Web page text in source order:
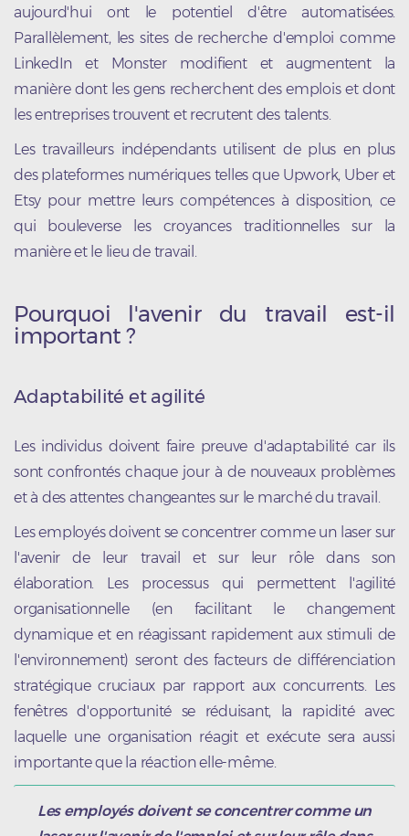
aujourd'hui ont le potentiel d'être automatisées.
Parallèlement, les sites de recherche d'emploi comme
LinkedIn et Monster modifient et augmentent la
manière dont les gens recherchent des emplois et dont
les entreprises trouvent et recrutent des talents.
Les travailleurs indépendants utilisent de plus en plus
des plateformes numériques telles que Upwork, Uber et
Etsy pour mettre leurs compétences à disposition, ce
qui bouleverse les croyances traditionnelles sur la
manière et le lieu de travail.
Pourquoi l'avenir du travail est-il
important ?
Adaptabilité et agilité
Les individus doivent faire preuve d'adaptabilité car ils
sont confrontés chaque jour à de nouveaux problèmes
et à des attentes changeantes sur le marché du travail.
Les employés doivent se concentrer comme un laser sur
l'avenir de leur travail et sur leur rôle dans son
élaboration. Les processus qui permettent l'agilité
organisationnelle (en facilitant le changement
dynamique et en réagissant rapidement aux stimuli de
l'environnement) seront des facteurs de différenciation
stratégique cruciaux par rapport aux concurrents. Les
fenêtres d'opportunité se réduisant, la rapidité avec
laquelle une organisation réagit et exécute sera aussi
importante que la réaction elle-même.
Les employés doivent se concentrer comme un